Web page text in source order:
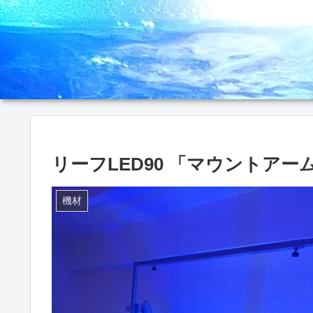
リーフLED90 「マウントアー
機材